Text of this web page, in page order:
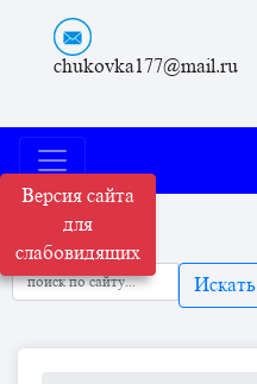
Версия сайта
для
слабовидящих
chukovka177@mail.ru
Искать